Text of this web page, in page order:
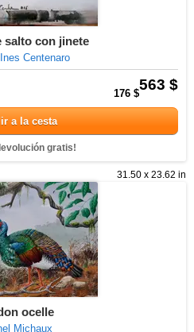
salto con jinete
Centenaro
563 $
176 $
a la cesta
gratis!
31.50 x 23.62 in
ocelle
Michaux